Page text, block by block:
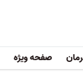
صفحه ویژه